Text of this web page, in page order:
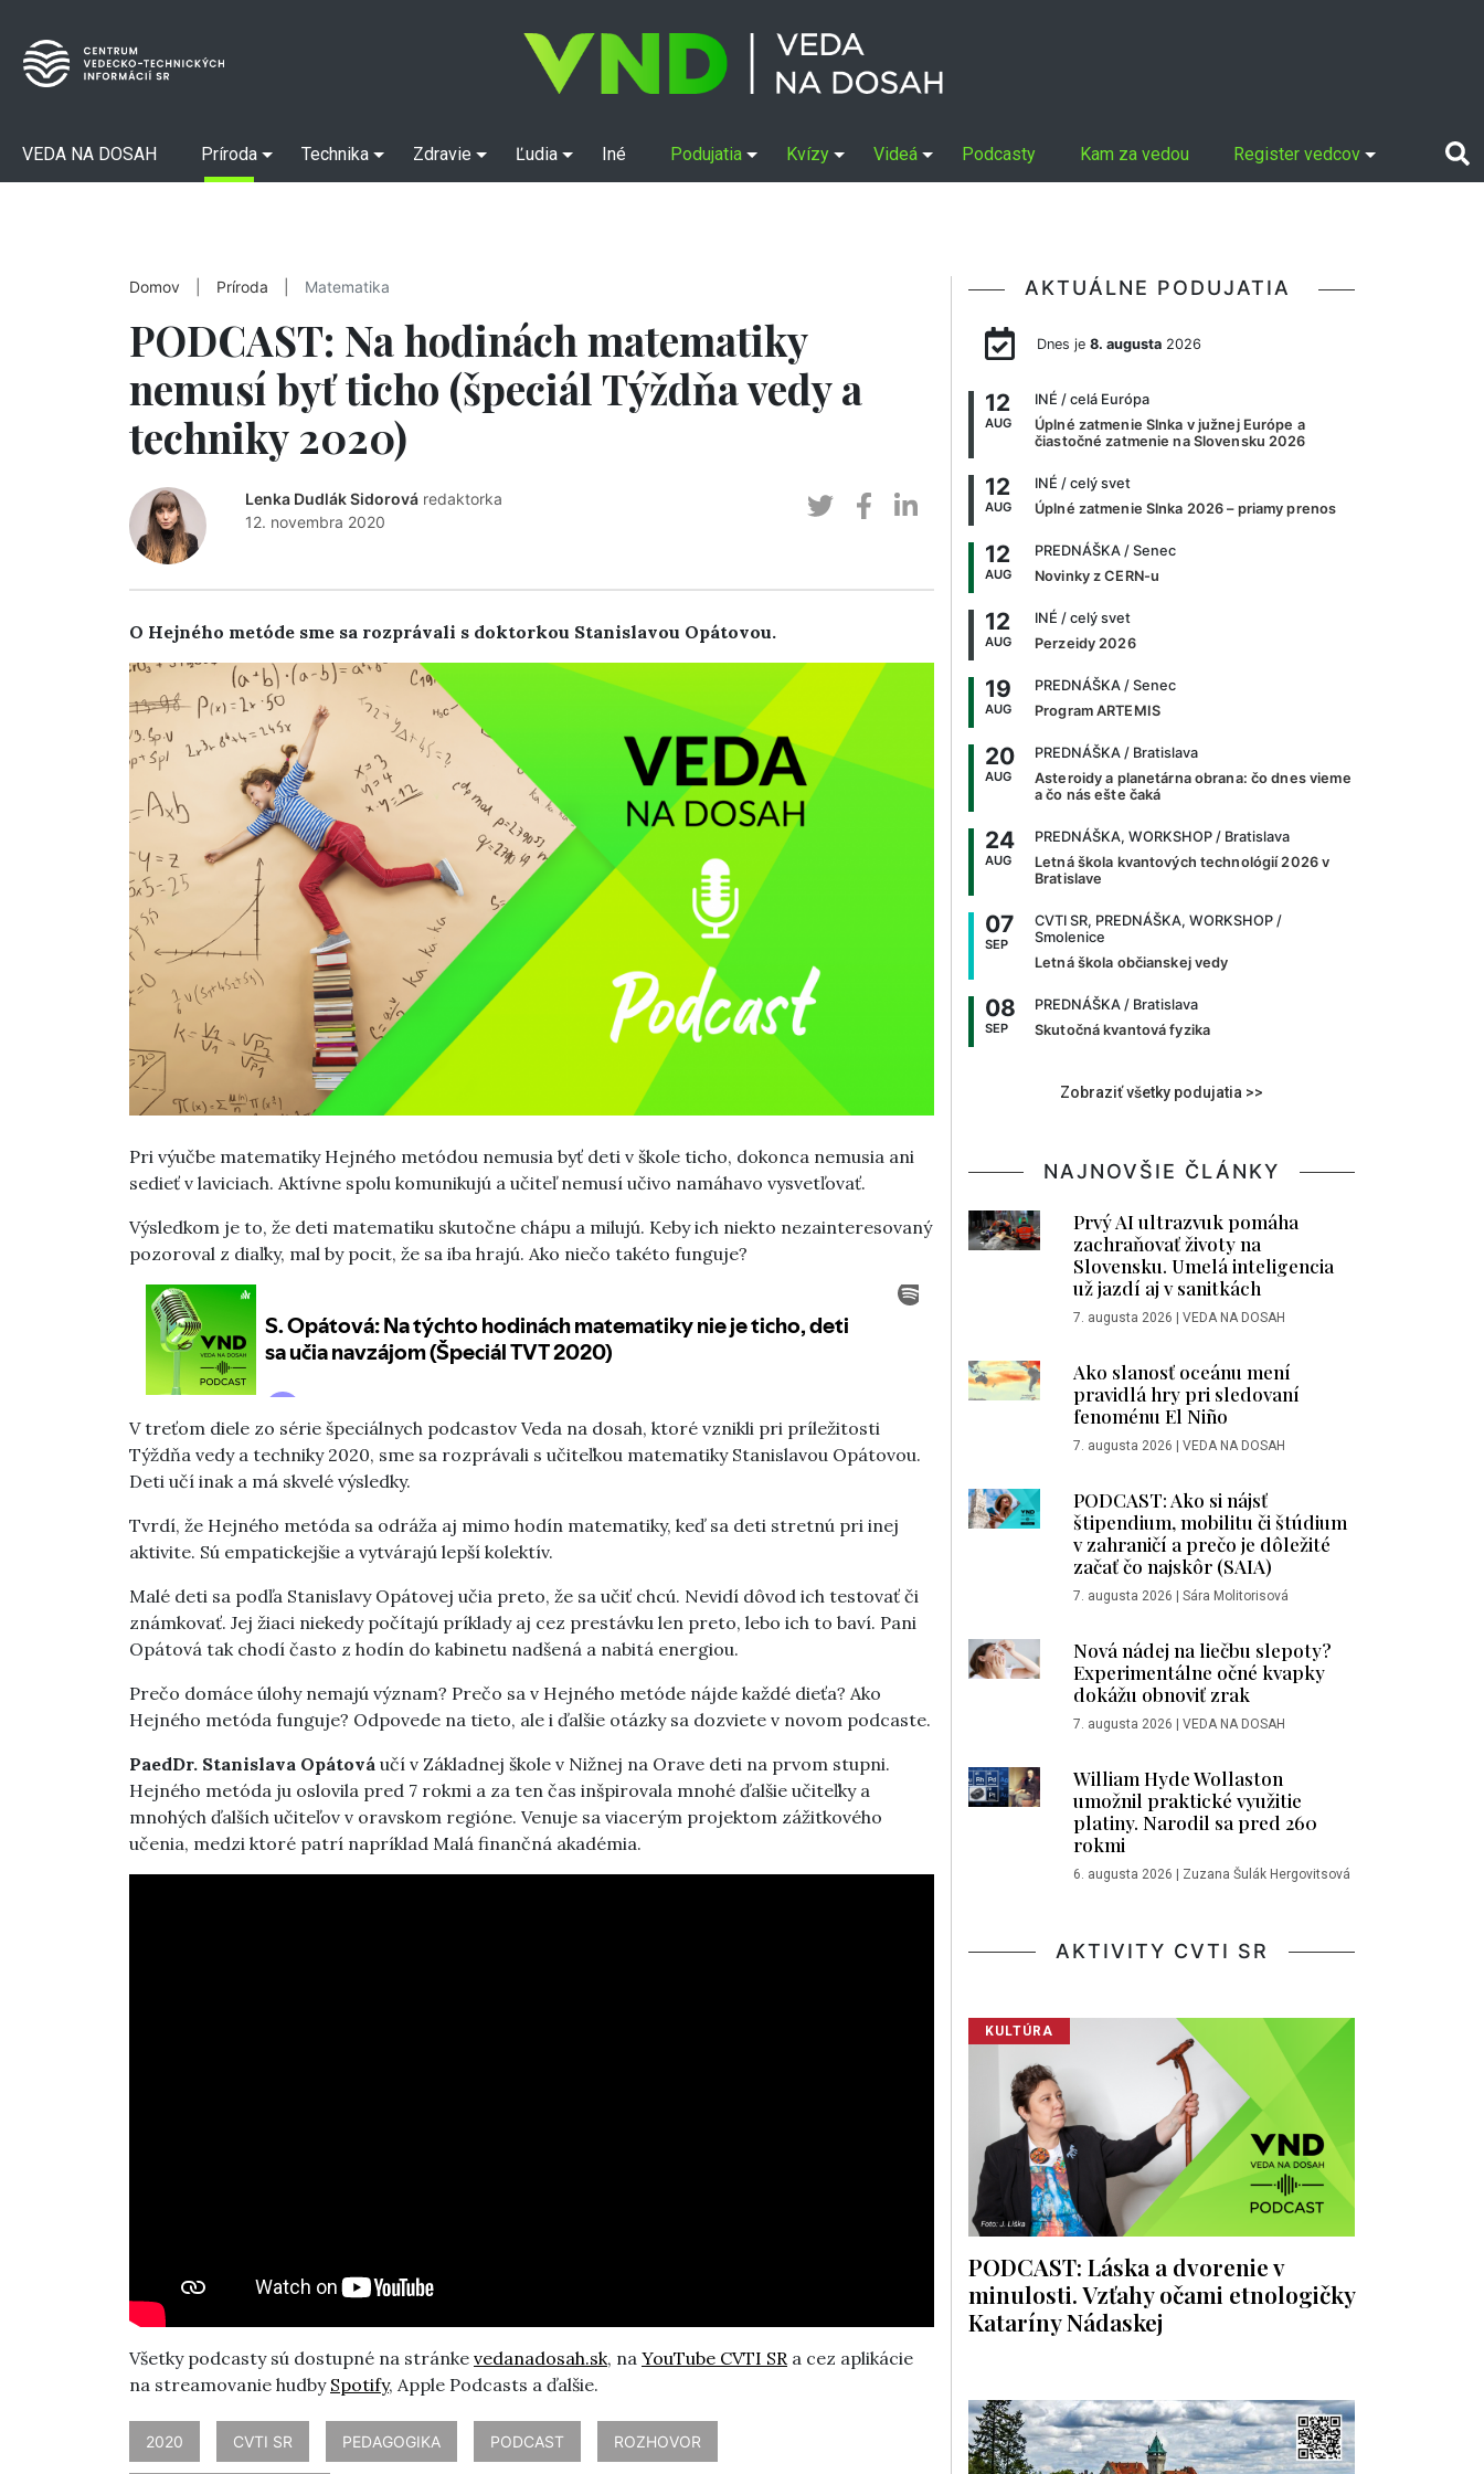
VEDA NA DOSAH Príroda Technika Zdravie Ľudia Iné Podujatia Kvízy Videá Podcasty Kam za vedou Register vedcov
Domov Príroda Matematika
PODCAST: Na hodinách matematiky
nemusí byť ticho (špeciál Týždňa vedy a
techniky 2020)
Lenka Dudlák Sidorová redaktorka
12. novembra 2020
O Hejného metóde sme sa rozprávali s doktorkou Stanislavou Opátovou.
Pri výučbe matematiky Hejného metódou nemusia byť deti v škole ticho, dokonca nemusia ani
sedieť v laviciach. Aktívne spolu komunikujú a učiteľ nemusí učivo namáhavo vysvetľovať.
Výsledkom je to, že deti matematiku skutočne chápu a milujú. Keby ich niekto nezainteresovaný
pozoroval z diaľky, mal by pocit, že sa iba hrajú. Ako niečo takéto funguje?
V treťom diele zo série špeciálnych podcastov Veda na dosah, ktoré vznikli pri príležitosti
Týždňa vedy a techniky 2020, sme sa rozprávali s učiteľkou matematiky Stanislavou Opátovou.
Deti učí inak a má skvelé výsledky.
Tvrdí, že Hejného metóda sa odráža aj mimo hodín matematiky, keď sa deti stretnú pri inej
aktivite. Sú empatickejšie a vytvárajú lepší kolektív.
Malé deti sa podľa Stanislavy Opátovej učia preto, že sa učiť chcú. Nevidí dôvod ich testovať či
známkovať. Jej žiaci niekedy počítajú príklady aj cez prestávku len preto, lebo ich to baví. Pani
Opátová tak chodí často z hodín do kabinetu nadšená a nabitá energiou.
Prečo domáce úlohy nemajú význam? Prečo sa v Hejného metóde nájde každé dieťa? Ako
Hejného metóda funguje? Odpovede na tieto, ale i ďalšie otázky sa dozviete v novom podcaste.
PaedDr. Stanislava Opátová učí v Základnej škole v Nižnej na Orave deti na prvom stupni.
Hejného metóda ju oslovila pred 7 rokmi a za ten čas inšpirovala mnohé ďalšie učiteľky a
mnohých ďalších učiteľov v oravskom regióne. Venuje sa viacerým projektom zážitkového
učenia, medzi ktoré patrí napríklad Malá finančná akadémia.
Všetky podcasty sú dostupné na stránke vedanadosah.sk, na YouTube CVTI SR a cez aplikácie
na streamovanie hudby Spotify, Apple Podcasts a ďalšie.
2020 CVTI SR PEDAGOGIKA PODCAST ROZHOVOR
AKTUÁLNE PODUJATIA
Dnes je 8. augusta2026
12
AUG
INÉ / celá Európa
Úplné zatmenie Slnka v južnej Európe a
čiastočné zatmenie na Slovensku 2026
12
AUG
INÉ / celý svet
Úplné zatmenie Slnka 2026 – priamy prenos
12
AUG
PREDNÁŠKA / Senec
Novinky z CERN-u
12
AUG
INÉ / celý svet
Perzeidy 2026
19
AUG
PREDNÁŠKA / Senec
Program ARTEMIS
20
AUG
PREDNÁŠKA / Bratislava
Asteroidy a planetárna obrana: čo dnes vieme
a čo nás ešte čaká
24
AUG
PREDNÁŠKA, WORKSHOP / Bratislava
Letná škola kvantových technológií 2026 v
Bratislave
07
SEP
CVTI SR, PREDNÁŠKA, WORKSHOP /
Smolenice
Letná škola občianskej vedy
08
SEP
PREDNÁŠKA / Bratislava
Skutočná kvantová fyzika
Zobraziť všetky podujatia >>
NAJNOVŠIE ČLÁNKY
Prvý AI ultrazvuk pomáha
zachraňovať životy na
Slovensku. Umelá inteligencia
už jazdí aj v sanitkách
7. augusta 2026 | VEDA NA DOSAH
Ako slanosť oceánu mení
pravidlá hry pri sledovaní
fenoménu El Niño
7. augusta 2026 | VEDA NA DOSAH
PODCAST: Ako si nájsť
štipendium, mobilitu či štúdium
v zahraničí a prečo je dôležité
začať čo najskôr (SAIA)
7. augusta 2026 | Sára Molitorisová
Nová nádej na liečbu slepoty?
Experimentálne očné kvapky
dokážu obnoviť zrak
7. augusta 2026 | VEDA NA DOSAH
William Hyde Wollaston
umožnil praktické využitie
platiny. Narodil sa pred 260
rokmi
6. augusta 2026 | Zuzana Šulák Hergovitsová
AKTIVITY CVTI SR
KULTÚRA
PODCAST: Láska a dvorenie v
minulosti. Vzťahy očami etnologičky
Kataríny Nádaskej